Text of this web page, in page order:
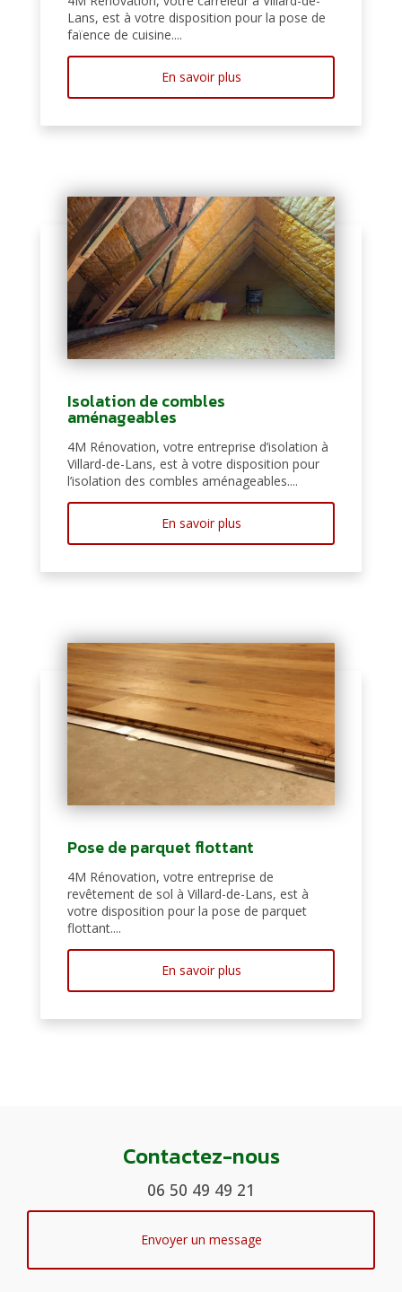
Lans, est à votre disposition pour la pose de
faïence de cuisine....
En savoir plus
Isolation de combles
aménageables
4M Rénovation, votre entreprise d’isolation à
Villard-de-Lans, est à votre disposition pour
l’isolation des combles aménageables....
En savoir plus
Pose de parquet flottant
4M Rénovation, votre entreprise de
revêtement de sol à Villard-de-Lans, est à
votre disposition pour la pose de parquet
flottant....
En savoir plus
Contactez-nous
06 50 49 49 21
Envoyer un message